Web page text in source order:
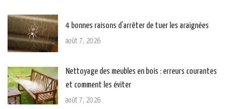
4 bonnes raisons d’arrêter de tuer les araignées
août 7, 2026
Nettoyage des meubles en bois : erreurs courantes
et comment les éviter
août 7, 2026